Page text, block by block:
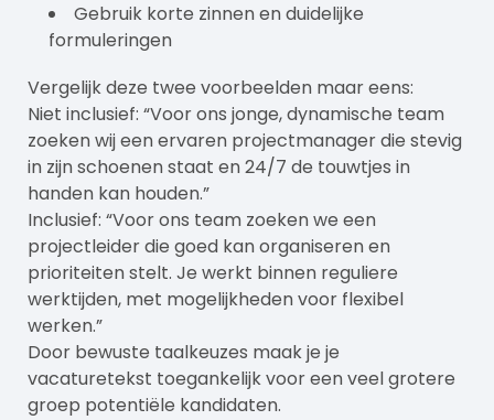
Gebruik korte zinnen en duidelijke
formuleringen
Vergelijk deze twee voorbeelden maar eens:
Niet inclusief: “Voor ons jonge, dynamische team
zoeken wij een ervaren projectmanager die stevig
in zijn schoenen staat en 24/7 de touwtjes in
handen kan houden.”
Inclusief: “Voor ons team zoeken we een
projectleider die goed kan organiseren en
prioriteiten stelt. Je werkt binnen reguliere
werktijden, met mogelijkheden voor flexibel
werken.”
Door bewuste taalkeuzes maak je je
vacaturetekst toegankelijk voor een veel grotere
groep potentiële kandidaten.